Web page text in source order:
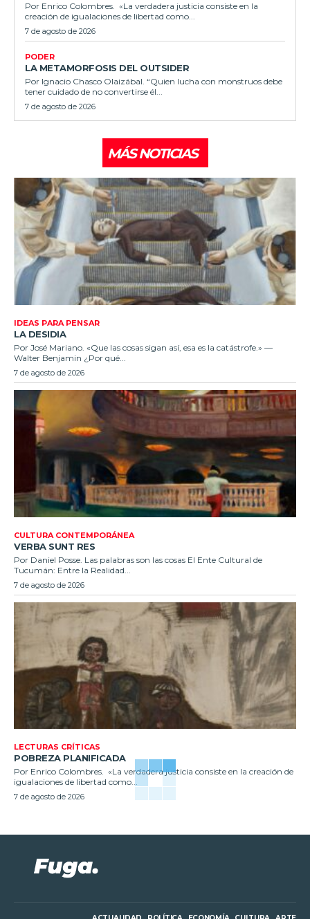
Por Enrico Colombres. «La verdadera justicia consiste en la
creación de igualaciones de libertad como...
7 de agosto de 2026
PODER
LA METAMORFOSIS DEL OUTSIDER
Por Ignacio Chasco Olaizábal. “Quien lucha con monstruos debe
tener cuidado de no convertirse él...
7 de agosto de 2026
MÁS NOTICIAS
IDEAS PARA PENSAR
LA DESIDIA
Por José Mariano. «Que las cosas sigan así, esa es la catástrofe.» —
Walter Benjamin ¿Por qué...
7 de agosto de 2026
CULTURA CONTEMPORÁNEA
VERBA SUNT RES
Por Daniel Posse. Las palabras son las cosas El Ente Cultural de
Tucumán: Entre la Realidad...
7 de agosto de 2026
LECTURAS CRÍTICAS
POBREZA PLANIFICADA
Por Enrico Colombres. «La verdadera justicia consiste en la creación de
igualaciones de libertad como...
7 de agosto de 2026